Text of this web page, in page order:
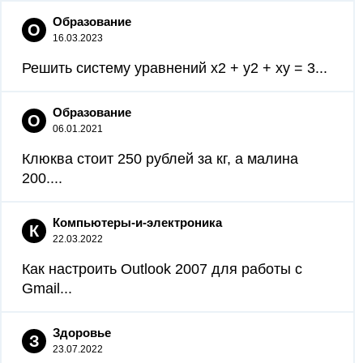
О Образование
16.03.2023
Решить систему уравнений x2 + y2 + xy = 3...
О Образование
06.01.2021
Клюква стоит 250 рублей за кг, а малина
200....
К Компьютеры-и-электроника
22.03.2022
Как настроить Outlook 2007 для работы с
Gmail...
З Здоровье
23.07.2022